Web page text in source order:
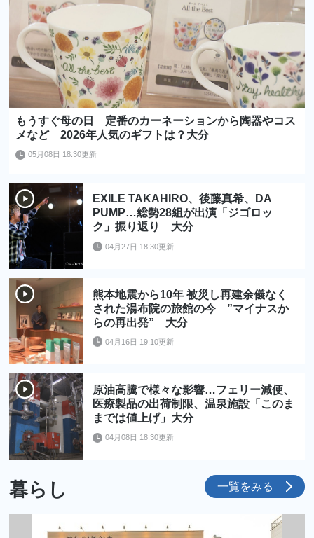
もうすぐ母の日 定番のカーネーションから陶器やコス
メなど 2026年人気のギフトは？大分
05月08日 18:30更新
EXILE TAKAHIRO、後藤真希、DA
PUMP…総勢28組が出演「ジゴロッ
ク」振り返り 大分
04月27日 18:30更新
熊本地震から10年 被災し再建余儀なく
された湯布院の旅館の今 ”マイナスか
らの再出発” 大分
04月16日 19:10更新
原油高騰で様々な影響…フェリー減便、
医療製品の出荷制限、温泉施設「このま
までは値上げ」大分
04月08日 18:30更新
暮らし 一覧をみる